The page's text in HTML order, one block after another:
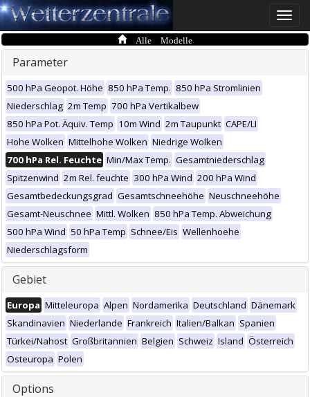
Toggle
Alle Modelle
Parameter
500 hPa Geopot. Höhe 850 hPa Temp. 850 hPa Stromlinien
Niederschlag 2m Temp 700 hPa Vertikalbew
850 hPa Pot. Äquiv. Temp 10m Wind 2m Taupunkt CAPE/LI
Hohe Wolken Mittelhohe Wolken Niedrige Wolken
700 hPa Rel. Feuchte Min/Max Temp. Gesamtniederschlag
Spitzenwind 2m Rel. feuchte 300 hPa Wind 200 hPa Wind
Gesamtbedeckungsgrad Gesamtschneehöhe Neuschneehöhe
Gesamt-Neuschnee Mittl. Wolken 850 hPa Temp. Abweichung
500 hPa Wind 50 hPa Temp Schnee/Eis Wellenhoehe
Niederschlagsform
Gebiet
Europa Mitteleuropa Alpen Nordamerika Deutschland Dänemark
Skandinavien Niederlande Frankreich Italien/Balkan Spanien
Türkei/Nahost Großbritannien Belgien Schweiz Island Österreich
Osteuropa Polen
Options